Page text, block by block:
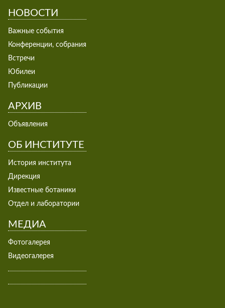
НОВОСТИ
Важные события
Конференции, собрания
Встречи
Юбилеи
Публикации
АРХИВ
Объявления
ОБ ИНСТИТУТЕ
История института
Дирекция
Известные ботаники
Отдел и лаборатории
МЕДИА
Фотогалерея
Видеогалерея